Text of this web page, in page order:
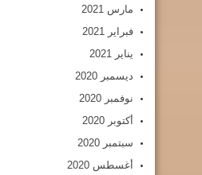
مارس 2021
فبراير 2021
يناير 2021
ديسمبر 2020
نوفمبر 2020
أكتوبر 2020
سبتمبر 2020
أغسطس 2020